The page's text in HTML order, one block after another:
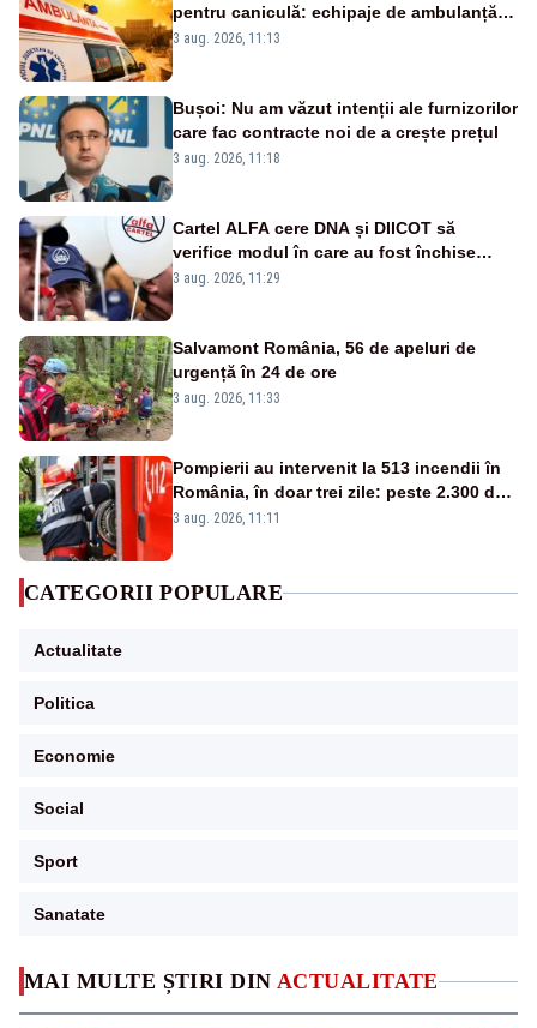
MAI MULTE ȘTIRI DIN ACTUALITATE
pentru caniculă: echipaje de ambulanță
suplimentate, stocuri de medicamente
3 aug. 2026, 11:13
Bușoi: Nu am văzut intenții ale furnizorilor
care fac contracte noi de a crește prețul
3 aug. 2026, 11:18
Cartel ALFA cere DNA și DIICOT să
verifice modul în care au fost închise
centralele pe cărbune
3 aug. 2026, 11:29
Salvamont România, 56 de apeluri de
urgență în 24 de ore
3 aug. 2026, 11:33
Pompierii au intervenit la 513 incendii în
România, în doar trei zile: peste 2.300 de
hectare de teren au fost afectate
3 aug. 2026, 11:11
CATEGORII POPULARE
Actualitate
Politica
Economie
Social
Sport
Sanatate